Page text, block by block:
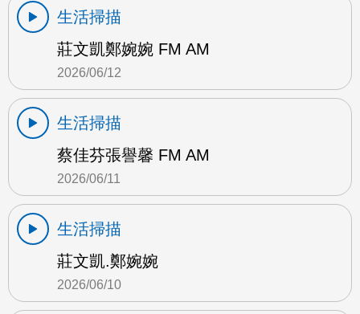
生活掃描
莊文凱鄭婉婉 FM AM
2026/06/12
生活掃描
蔡佳芬張譽馨 FM AM
2026/06/11
生活掃描
莊文凱.鄭婉婉
2026/06/10